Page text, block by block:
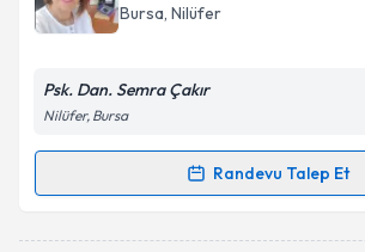
Bursa, Nilüfer
Psk. Dan. Semra Çakır
Nilüfer, Bursa
Randevu Talep Et
Randevu Takvimi Talebi